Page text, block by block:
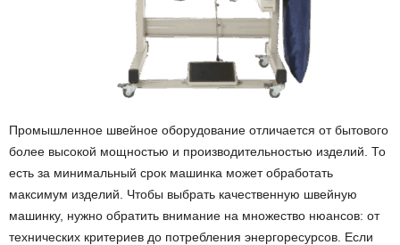
Промышленное швейное оборудование отличается от бытового
более высокой мощностью и производительностью изделий. То
есть за минимальный срок машинка может обработать
максимум изделий. Чтобы выбрать качественную швейную
машинку, нужно обратить внимание на множество нюансов: от
технических критериев до потребления энергоресурсов. Если